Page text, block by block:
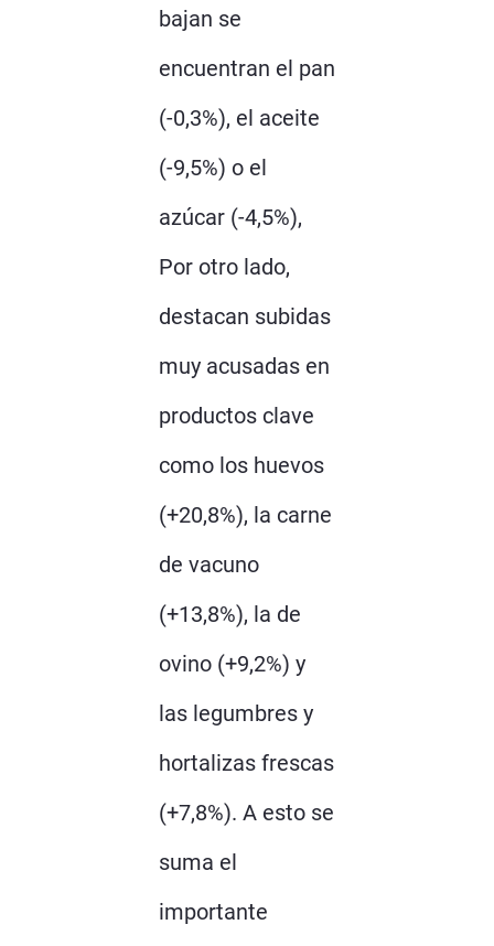
bajan se
encuentran el pan
(-0,3%), el aceite
(-9,5%) o el
azúcar (-4,5%),
Por otro lado,
destacan subidas
muy acusadas en
productos clave
como los huevos
(+20,8%), la carne
de vacuno
(+13,8%), la de
ovino (+9,2%) y
las legumbres y
hortalizas frescas
(+7,8%). A esto se
suma el
importante